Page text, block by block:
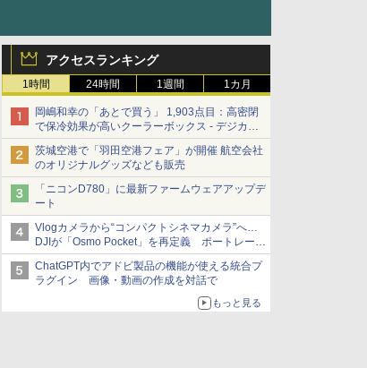
アクセスランキング
1時間 24時間 1週間 1カ月
岡嶋和幸の「あとで買う」 1,903点目：高密閉
で保冷効果が高いクーラーボックス - デジカメ
Watch
茨城空港で「羽田空港フェア」が開催 航空会社
のオリジナルグッズなども販売
「ニコンD780」に最新ファームウェアアップデ
ート
Vlogカメラから“コンパクトシネマカメラ”へ…
DJIが「Osmo Pocket」を再定義 ポートレート
重視の映像設計に
ChatGPT内でアドビ製品の機能が使える統合プ
ラグイン 画像・動画の作成を対話で
もっと見る